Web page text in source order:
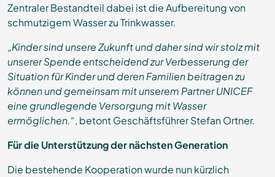
Zentraler Bestandteil dabei ist die Aufbereitung von
schmutzigem Wasser zu Trinkwasser.
„Kinder sind unsere Zukunft und daher sind wir stolz mit
unserer Spende entscheidend zur Verbesserung der
Situation für Kinder und deren Familien beitragen zu
können und gemeinsam mit unserem Partner UNICEF
eine grundlegende Versorgung mit Wasser
ermöglichen.“, betont Geschäftsführer Stefan Ortner.
Für die Unterstützung der nächsten Generation
Die bestehende Kooperation wurde nun kürzlich